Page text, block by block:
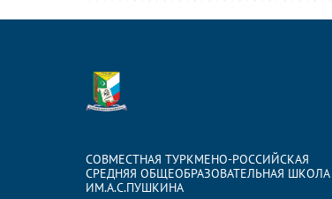
СОВМЕСТНАЯ ТУРКМЕНО-РОССИЙСКАЯ
СРЕДНЯЯ ОБЩЕОБРАЗОВАТЕЛЬНАЯ ШКОЛА
ИМ.А.С.ПУШКИНА